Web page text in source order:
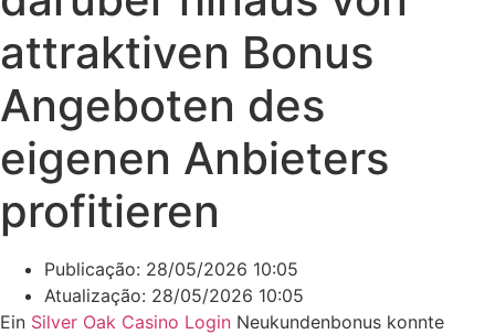
attraktiven Bonus
Angeboten des
eigenen Anbieters
profitieren
Publicação: 28/05/2026 10:05
Atualização: 28/05/2026 10:05
Ein Silver Oak Casino Login Neukundenbonus konnte